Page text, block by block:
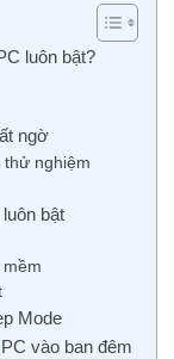
luôn bật?
ngờ
thử nghiệm
bật
Mode
vào ban đêm